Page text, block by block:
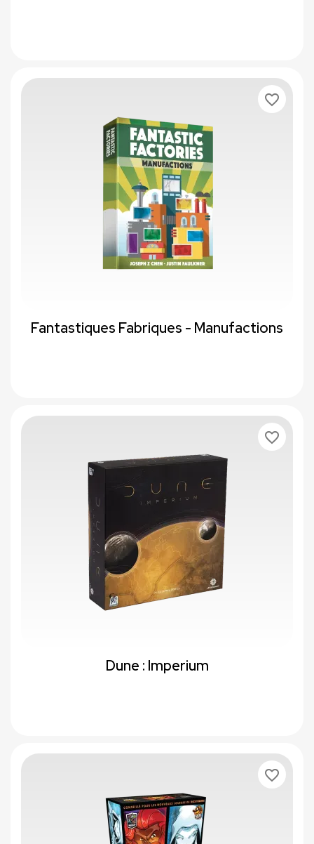
Fantastiques Fabriques - Manufactions
favorite_border
Dune : Imperium
favorite_border
favorite_border